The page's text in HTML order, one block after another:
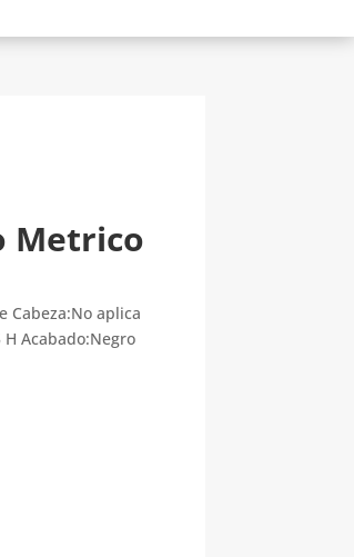
Metrico
Cabeza:No aplica
Acabado:Negro